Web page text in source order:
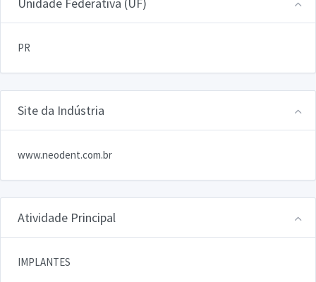
PR
Site da Indústria
www.neodent.com.br
Atividade Principal
IMPLANTES